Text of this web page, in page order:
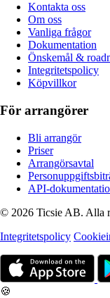
Kontakta oss
Om oss
Vanliga frågor
Dokumentation
Önskemål &
Integritetspolicy
Köpvillkor
För arrangörer
Bli arrangör
Priser
Arrangörsavtal
API-
© 2026 Ticsie AB. Alla
Integritetspolicy
🍪